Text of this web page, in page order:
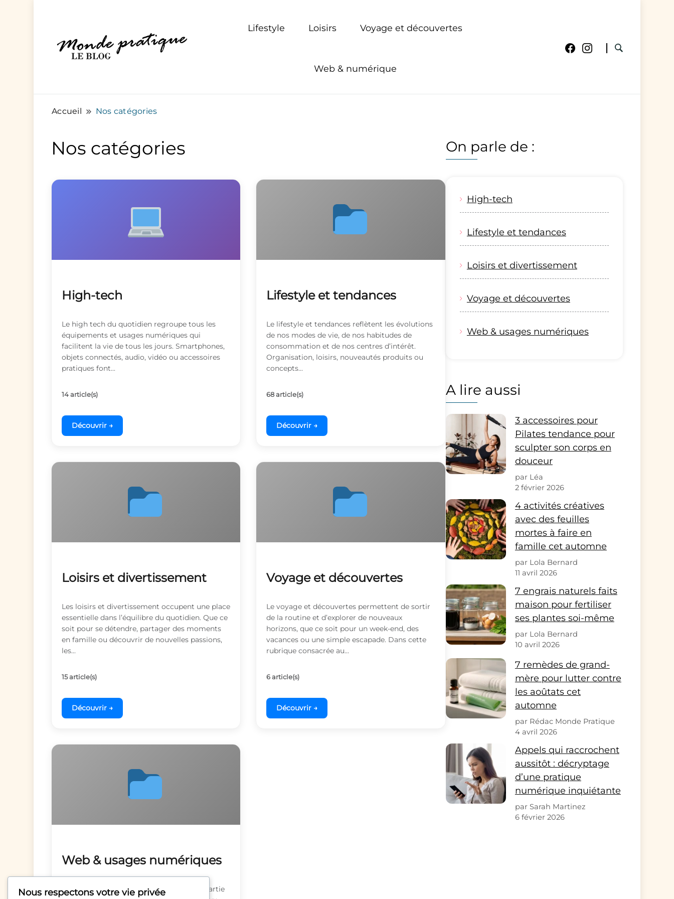
Lifestyle Loisirs Voyage et découvertes
Web & numérique
Accueil Nos catégories
Nos catégories
High-tech
Le high tech du quotidien regroupe tous les
équipements et usages numériques qui
facilitent la vie de tous les jours. Smartphones,
objets connectés, audio, vidéo ou accessoires
pratiques font...
14 article(s)
Découvrir →
Lifestyle et tendances
Le lifestyle et tendances reflètent les évolutions
de nos modes de vie, de nos habitudes de
consommation et de nos centres d’intérêt.
Organisation, loisirs, nouveautés produits ou
concepts...
68 article(s)
Découvrir →
Loisirs et divertissement
Les loisirs et divertissement occupent une place
essentielle dans l’équilibre du quotidien. Que ce
soit pour se détendre, partager des moments
en famille ou découvrir de nouvelles passions,
les...
15 article(s)
Découvrir →
Voyage et découvertes
Le voyage et découvertes permettent de sortir
de la routine et d’explorer de nouveaux
horizons, que ce soit pour un week-end, des
vacances ou une simple escapade. Dans cette
rubrique consacrée au...
6 article(s)
Découvrir →
Web & usages numériques
Les usages numériques font aujourd’hui partie
On parle de :
High-tech
Lifestyle et tendances
Loisirs et divertissement
Voyage et découvertes
Web & usages numériques
A lire aussi
3 accessoires pour
Pilates tendance pour
sculpter son corps en
douceur
par Léa
2 février 2026
4 activités créatives
avec des feuilles
mortes à faire en
famille cet automne
par Lola Bernard
11 avril 2026
7 engrais naturels faits
maison pour fertiliser
ses plantes soi-même
par Lola Bernard
10 avril 2026
7 remèdes de grand-
mère pour lutter contre
les aoûtats cet
automne
par Rédac Monde Pratique
4 avril 2026
Appels qui raccrochent
aussitôt : décryptage
d’une pratique
numérique inquiétante
par Sarah Martinez
6 février 2026
Nous respectons votre vie privée